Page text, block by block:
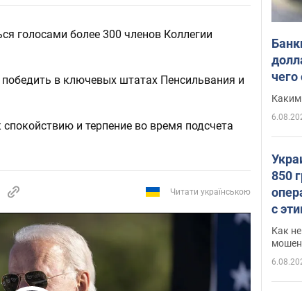
голосами более 300 членов Коллегии
победить в ключевых штатах Пенсильвания и
и терпение во время подсчета
Читати українською
Каким
850
с
Как